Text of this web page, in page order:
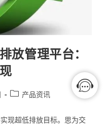
放管理平台：
产品资讯
现超低排放目标。思为交